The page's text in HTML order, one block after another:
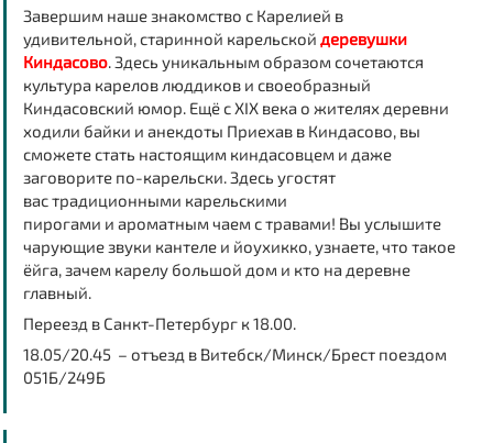
Завершим наше знакомство с Карелией в
удивительной, старинной карельской деревушки
Киндасово. Здесь уникальным образом сочетаются
культура карелов люддиков и своеобразный
Киндасовский юмор. Ещё с XIX века о жителях деревни
ходили байки и анекдоты Приехав в Киндасово, вы
сможете стать настоящим киндасовцем и даже
заговорите по-карельски. Здесь угостят
вас традиционными карельскими
пирогами и ароматным чаем с травами! Вы услышите
чарующие звуки кантеле и йоухикко, узнаете, что такое
ёйга, зачем карелу большой дом и кто на деревне
главный.
Переезд в Санкт-Петербург к 18.00.
18.05/20.45 – отъезд в Витебск/Минск/Брест поездом
051Б/249Б